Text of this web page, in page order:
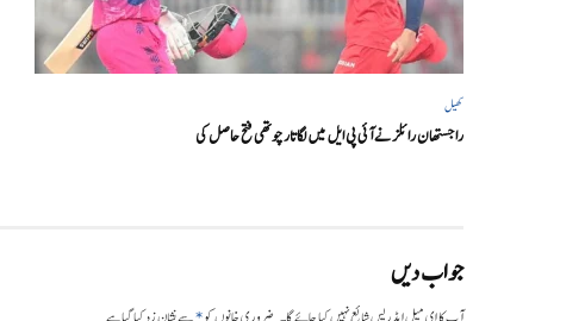
کھیل
راجستھان رائلز نے آئی پی ایل میں لگاتار چوتھی فتح حاصل کی
جواب دیں